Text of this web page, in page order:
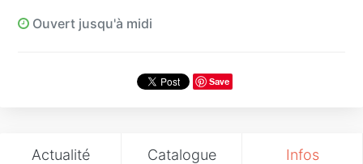
Ouvert jusqu'à midi
Save
Actualité Catalogue Infos